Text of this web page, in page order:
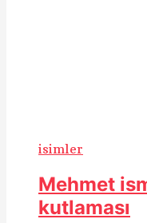
isimler
Mehmet
kutlaması